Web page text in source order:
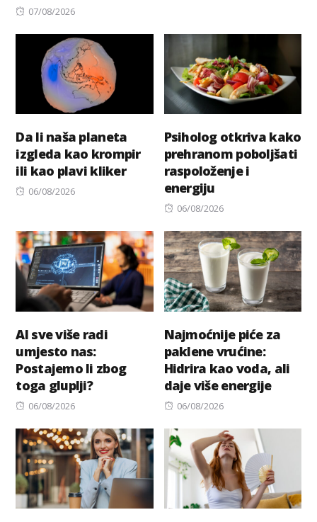
Posted
07/08/2026
Da li naša planeta
izgleda kao krompir
ili kao plavi kliker
Posted
06/08/2026
Psiholog otkriva kako
prehranom poboljšati
raspoloženje i
energiju
Posted
06/08/2026
AI sve više radi
umjesto nas:
Postajemo li zbog
toga gluplji?
Posted
06/08/2026
Najmoćnije piće za
paklene vrućine:
Hidrira kao voda, ali
daje više energije
Posted
06/08/2026